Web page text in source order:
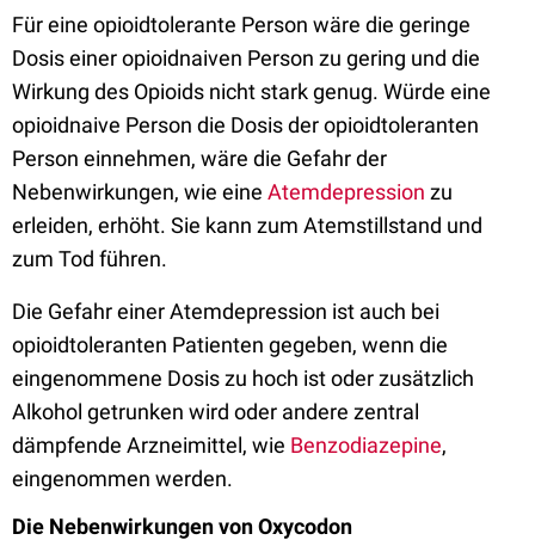
Für eine opioidtolerante Person wäre die geringe
Dosis einer opioidnaiven Person zu gering und die
Wirkung des Opioids nicht stark genug. Würde eine
opioidnaive Person die Dosis der opioidtoleranten
Person einnehmen, wäre die Gefahr der
Nebenwirkungen, wie eine Atemdepression zu
erleiden, erhöht. Sie kann zum Atemstillstand und
zum Tod führen.
Die Gefahr einer Atemdepression ist auch bei
opioidtoleranten Patienten gegeben, wenn die
eingenommene Dosis zu hoch ist oder zusätzlich
Alkohol getrunken wird oder andere zentral
dämpfende Arzneimittel, wie Benzodiazepine,
eingenommen werden.
Die Nebenwirkungen von Oxycodon